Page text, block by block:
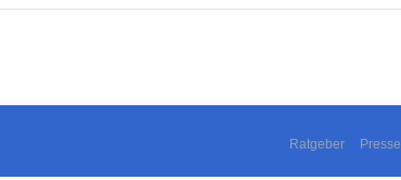
Ratgeber Presse